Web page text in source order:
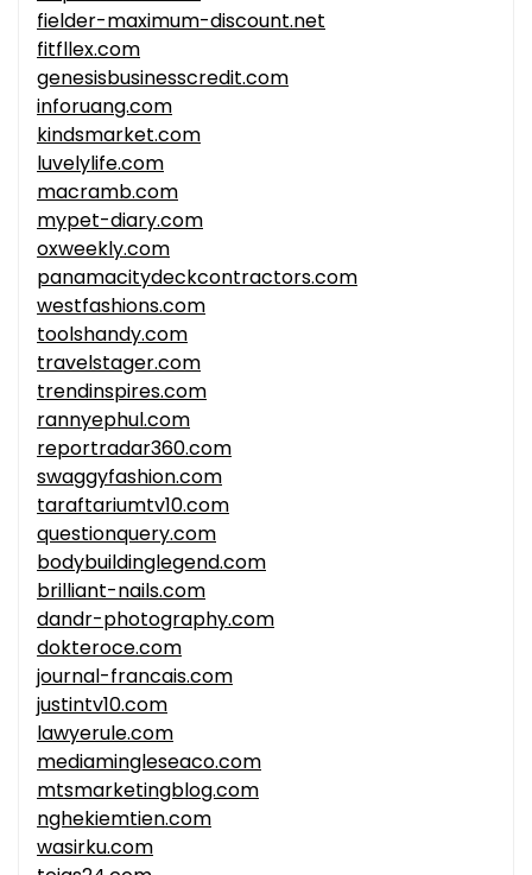
fielder-maximum-discount.net
fitfllex.com
genesisbusinesscredit.com
inforuang.com
kindsmarket.com
luvelylife.com
macramb.com
mypet-diary.com
oxweekly.com
panamacitydeckcontractors.com
westfashions.com
toolshandy.com
travelstager.com
trendinspires.com
rannyephul.com
reportradar360.com
swaggyfashion.com
taraftariumtv10.com
questionquery.com
bodybuildinglegend.com
brilliant-nails.com
dandr-photography.com
dokteroce.com
journal-francais.com
justintv10.com
lawyerule.com
mediamingleseaco.com
mtsmarketingblog.com
nghekiemtien.com
wasirku.com